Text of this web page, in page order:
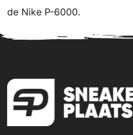
de Nike P-6000.